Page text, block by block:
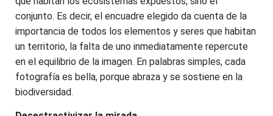
conjunto. Es decir, el encuadre elegido da cuenta de la
importancia de todos los elementos y seres que habitan
un territorio, la falta de uno inmediatamente repercute
en el equilibrio de la imagen. En palabras simples, cada
fotografía es bella, porque abraza y se sostiene en la
biodiversidad.